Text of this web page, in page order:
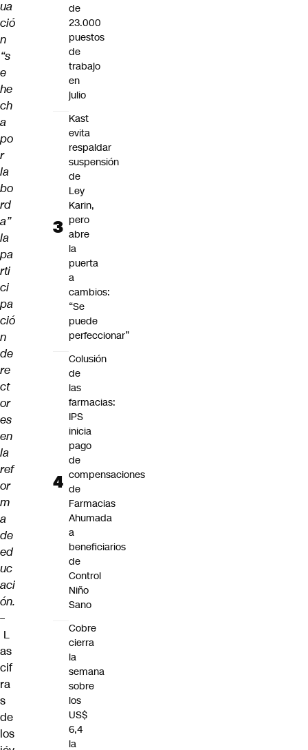
ua
ció
n
“s
e
he
ch
a
po
r
la
bo
rd
a”
la
pa
rti
ci
pa
ció
n
de
re
ct
or
es
en
la
ref
or
m
a
de
ed
uc
aci
ón.
–
L
as
cif
ra
s
de
los
de
23.000
puestos
de
trabajo
en
julio
Kast
evita
respaldar
suspensión
de
Ley
Karin,
pero
abre
la
puerta
a
cambios:
“Se
puede
perfeccionar”
Colusión
de
las
farmacias:
IPS
inicia
pago
de
compensaciones
de
Farmacias
Ahumada
a
beneficiarios
de
Control
Niño
Sano
Cobre
cierra
la
semana
sobre
los
US$
6,4
la